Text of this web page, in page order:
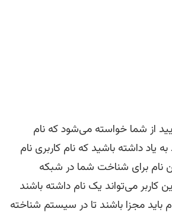
از شما خواسته می‌شود که نام
یاد داشته باشید که نام کاربری نام
نام برای شناخت شما در شبکه
کاربر می‌تواند یک نام داشته باشند
باید مجزا باشند تا در سیستم شناخته